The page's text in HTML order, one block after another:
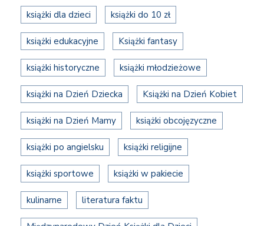
książki dla dzieci książki do 10 zł
książki edukacyjne Książki fantasy
książki historyczne książki młodzieżowe
książki na Dzień Dziecka Książki na Dzień Kobiet
książki na Dzień Mamy książki obcojęzyczne
książki po angielsku książki religijne
książki sportowe książki w pakiecie
kulinarne literatura faktu